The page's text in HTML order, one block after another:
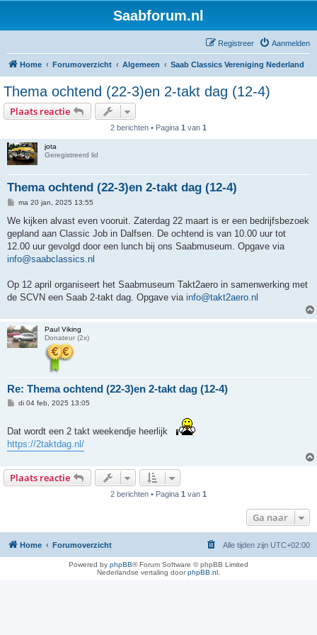
Saabforum.nl
Aanmelden
Registreer
Home Forumoverzicht Algemeen Saab Classics Vereniging Nederland
Thema ochtend (22-3)en 2-takt dag (12-4)
Plaats reactie
2 berichten • Pagina 1 van 1
jota
Geregistreerd lid
Thema ochtend (22-3)en 2-takt dag (12-4)
B
r
c
h
ma 20 jan, 2025 13:55
We kijken alvast even vooruit. Zaterdag 22 maart is er een bedrijfsbezoek
gepland aan Classic Job in Dalfsen. De ochtend is van 10.00 uur tot
12.00 uur gevolgd door een lunch bij ons Saabmuseum. Opgave via
info@saabclassics.nl
Op 12 april organiseert het Saabmuseum Takt2aero in samenwerking met
de SCVN een Saab 2-takt dag. Opgave via info@takt2aero.nl
Paul Viking
Donateur (2x)
Re: Thema ochtend (22-3)en 2-takt dag (12-4)
B
c
h
t
di 04 feb, 2025 13:05
Dat wordt een 2 takt weekendje heerlijk
https://2taktdag.nl/
Plaats reactie
2 berichten • Pagina 1 van 1
Ga naar
Home Forumoverzicht Alle tijden zijn UTC+02:00
Powered by phpBB® Forum Software © phpBB Limited
Nederlandse vertaling doorphpBB.nl